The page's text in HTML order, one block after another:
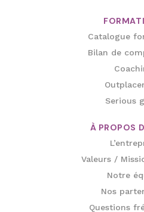
Catalogue
Bilan de
Serious
À PROPOS
Valeurs /
Notre
Nos
Questions